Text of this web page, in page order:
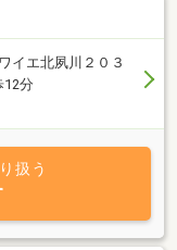
イエ北夙川２０３
12分
扱う